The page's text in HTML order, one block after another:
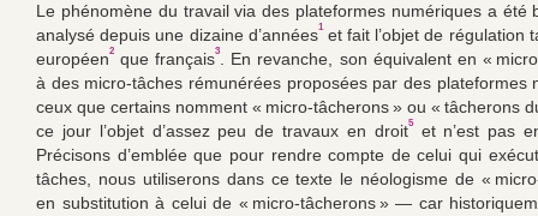
Le phénomène du travail via des plateformes numériques a été
analysé depuis une dizaine d’années1et fait l’objet de régulation
européen2 que français3
. En revanche, son équivalent en «
à des micro-tâches rémunérées proposées par des plateformes
ceux que certains nomment « micro-tâcherons » ou « tâcherons
ce jour l’objet d’assez peu de travaux en droit5et n’est pas
Précisons d’emblée que pour rendre compte de celui qui
tâches, nous utiliserons dans ce texte le néologisme de «
en substitution à celui de « micro-tâcherons » — car